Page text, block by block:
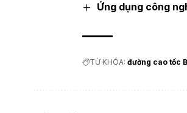
Ứng dụng công
TỪ KHÓA: đường cao tốc